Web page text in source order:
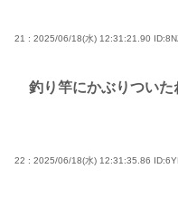
21 : 2025/06/18(水) 12:31:21.90
釣り竿にかぶりついた
22 : 2025/06/18(水) 12:31:35.86